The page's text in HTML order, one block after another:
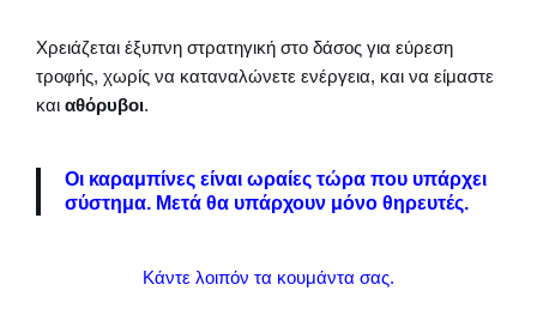
Χρειάζεται έξυπνη στρατηγική στο δάσος για εύρεση
τροφής, χωρίς να καταναλώνετε ενέργεια, και να είμαστε
και αθόρυβοι.
Οι καραμπίνες είναι ωραίες τώρα που υπάρχει
σύστημα. Μετά θα υπάρχουν μόνο θηρευτές.
Κάντε λοιπόν τα κουμάντα σας.